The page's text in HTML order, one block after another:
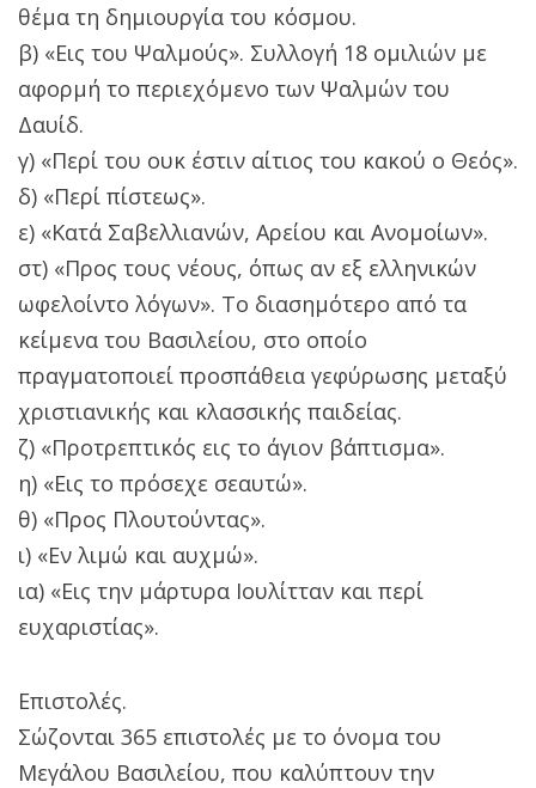
θέμα τη δημιουργία του κόσμου.
β) «Εις του Ψαλμούς». Συλλογή 18 ομιλιών με
αφορμή το περιεχόμενο των Ψαλμών του
Δαυίδ.
γ) «Περί του ουκ έστιν αίτιος του κακού ο Θεός».
δ) «Περί πίστεως».
ε) «Κατά Σαβελλιανών, Αρείου και Ανομοίων».
στ) «Προς τους νέους, όπως αν εξ ελληνικών
ωφελοίντο λόγων». Το διασημότερο από τα
κείμενα του Βασιλείου, στο οποίο
πραγματοποιεί προσπάθεια γεφύρωσης μεταξύ
χριστιανικής και κλασσικής παιδείας.
ζ) «Προτρεπτικός εις το άγιον βάπτισμα».
η) «Εις το πρόσεχε σεαυτώ».
θ) «Προς Πλουτούντας».
ι) «Εν λιμώ και αυχμώ».
ια) «Εις την μάρτυρα Ιουλίτταν και περί
ευχαριστίας».
Επιστολές.
Σώζονται 365 επιστολές με το όνομα του
Μεγάλου Βασιλείου, που καλύπτουν την